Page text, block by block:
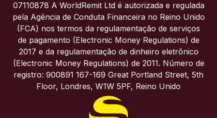
Itália
Portugal
Reino Unido
07110878 A WorldRemit Ltd é autorizada e regulada
pela Agência de Conduta Financeira no Reino Unido
(FCA) nos termos da regulamentação de serviços
de pagamento (Electronic Money Regulations) de
2017 e da regulamentação de dinheiro eletrônico
(Electronic Money Regulations) de 2011. Número de
registro: 900891 167-169 Great Portland Street, 5th
Floor, Londres, W1W 5PF, Reino Unido